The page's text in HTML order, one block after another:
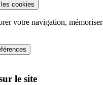
les cookies
votre navigation,
le site